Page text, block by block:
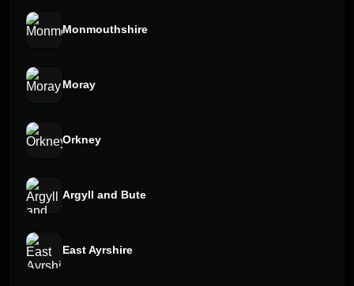
Monmouthshire
Moray
Orkney
Argyll and Bute
East Ayrshire